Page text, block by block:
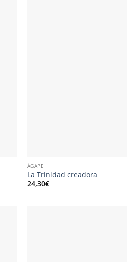
ÁGAPE
La Trinidad creadora
24,30€